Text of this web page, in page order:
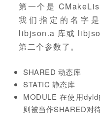
第一个是
我们指定的名字
libjson.a 库或
第二个参数了。
SHARED 动态库
STATIC 静态库
MODULE 在使用
则被当作SHARED对待